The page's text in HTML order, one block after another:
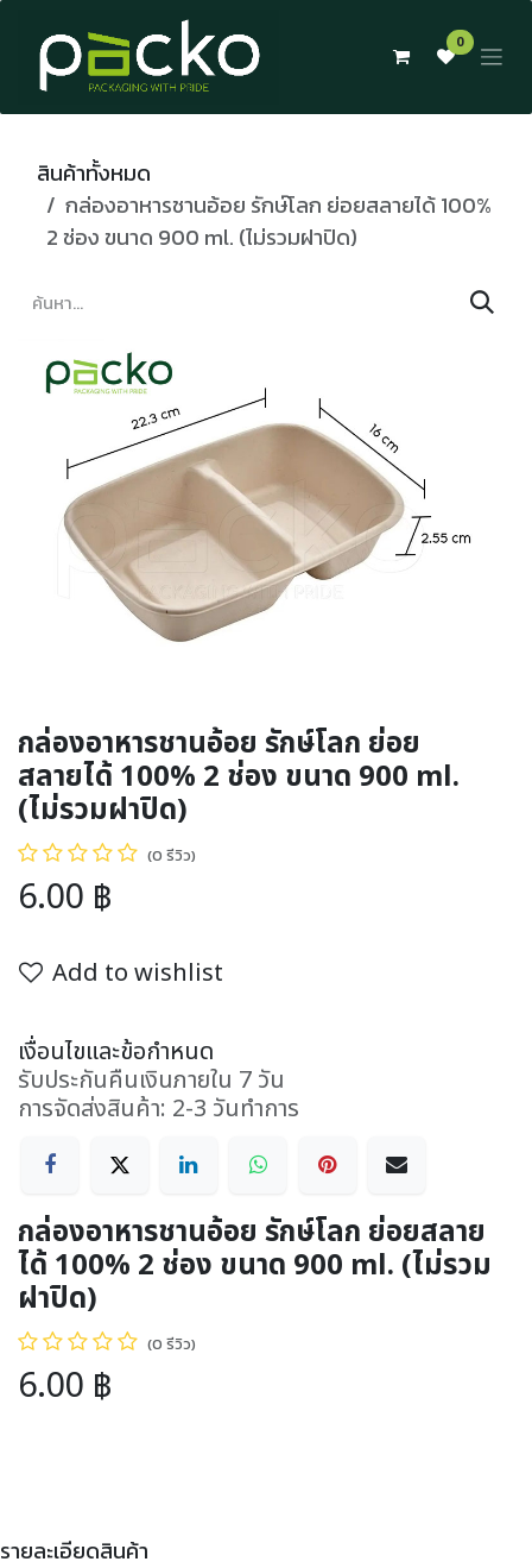
Skip to Content
0
สินค้าทั้งหมด
กล่องอาหารชานอ้อย รักษ์โลก ย่อยสลายได้ 100%
2 ช่อง ขนาด 900 ml. (ไม่รวมฝาปิด)
กล่องอาหารชานอ้อย รักษ์โลก ย่อย
สลายได้ 100% 2 ช่อง ขนาด 900 ml.
(ไม่รวมฝาปิด)
(0 รีวิว)
6.00 ฿
Add to wishlist
เงื่อนไขและข้อกำหนด
รับประกันคืนเงินภายใน 7 วัน
การจัดส่งสินค้า: 2-3 วันทำการ
กล่องอาหารชานอ้อย รักษ์โลก ย่อยสลาย
ได้ 100% 2 ช่อง ขนาด 900 ml. (ไม่รวม
ฝาปิด)
(0 รีวิว)
6.00 ฿
รายละเอียดสินค้า